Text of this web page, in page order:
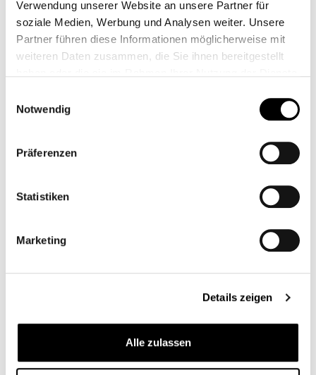
Verwendung unserer Website an unsere Partner für
soziale Medien, Werbung und Analysen weiter. Unsere
Partner führen diese Informationen möglicherweise mit
weiteren Daten zusammen, die Sie ihnen bereitgestellt
Notwendig
Präferenzen
Statistiken
Marketing
Details zeigen
Alle zulassen
Modell: Street-Twin-Cup-Scrambler / Speed Twin 900 / Scram 900
Reflektor